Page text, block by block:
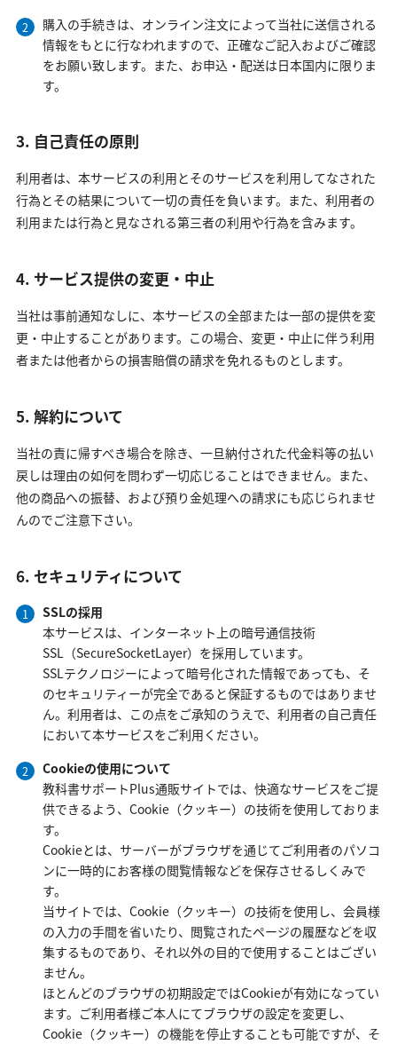
購入の手続きは、オンライン注文によって当社に送信される
情報をもとに行なわれますので、正確なご記入およびご確認
をお願い致します。また、お申込・配送は日本国内に限りま
す。
3. 自己責任の原則
利用者は、本サービスの利用とそのサービスを利用してなされた
行為とその結果について一切の責任を負います。また、利用者の
利用または行為と見なされる第三者の利用や行為を含みます。
4. サービス提供の変更・中止
当社は事前通知なしに、本サービスの全部または一部の提供を変
更・中止することがあります。この場合、変更・中止に伴う利用
者または他者からの損害賠償の請求を免れるものとします。
5. 解約について
当社の責に帰すべき場合を除き、一旦納付された代金料等の払い
戻しは理由の如何を問わず一切応じることはできません。また、
他の商品への振替、および預り金処理への請求にも応じられませ
んのでご注意下さい。
6. セキュリティについて
SSLの採用
本サービスは、インターネット上の暗号通信技術
SSL（SecureSocketLayer）を採用しています。
SSLテクノロジーによって暗号化された情報であっても、そ
のセキュリティーが完全であると保証するものではありませ
ん。利用者は、この点をご承知のうえで、利用者の自己責任
において本サービスをご利用ください。
Cookieの使用について
教科書サポートPlus通販サイトでは、快適なサービスをご提
供できるよう、Cookie（クッキー）の技術を使用しておりま
す。
Cookieとは、サーバーがブラウザを通じてご利用者のパソコ
ンに一時的にお客様の閲覧情報などを保存させるしくみで
す。
当サイトでは、Cookie（クッキー）の技術を使用し、会員様
の入力の手間を省いたり、閲覧されたページの履歴などを収
集するものであり、それ以外の目的で使用することはござい
ません。
ほとんどのブラウザの初期設定ではCookieが有効になってい
ます。ご利用者様ご本人にてブラウザの設定を変更し、
Cookie（クッキー）の機能を停止することも可能ですが、そ